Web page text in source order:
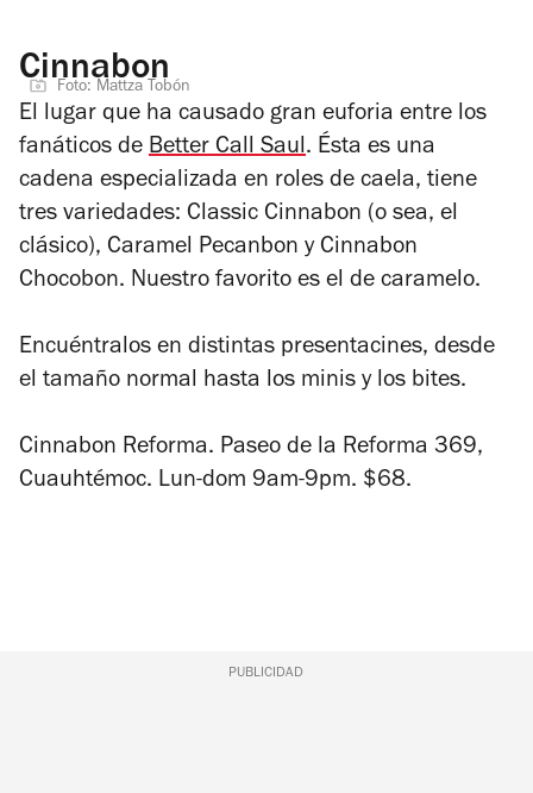
Cinnabon
Foto: Mattza Tobón
El lugar que ha causado gran euforia entre los
fanáticos de Better Call Saul. Ésta es una
cadena especializada en roles de caela, tiene
tres variedades: Classic Cinnabon (o sea, el
clásico), Caramel Pecanbon y Cinnabon
Chocobon. Nuestro favorito es el de caramelo.
Encuéntralos en distintas presentacines, desde
el tamaño normal hasta los minis y los bites.
Cinnabon Reforma. Paseo de la Reforma 369,
Cuauhtémoc. Lun-dom 9am-9pm. $68.
PUBLICIDAD